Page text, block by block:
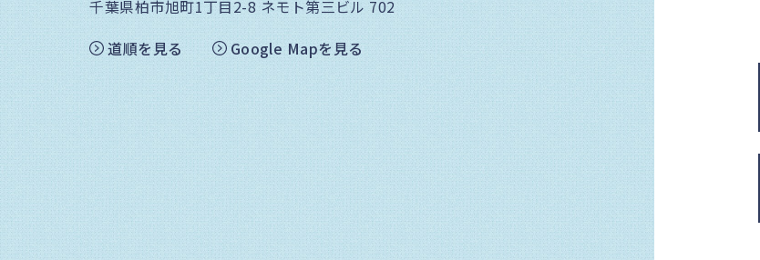
千葉県柏市旭町1丁目2-8 ネモト第三ビル 702
道順を見る
Google Mapを見る